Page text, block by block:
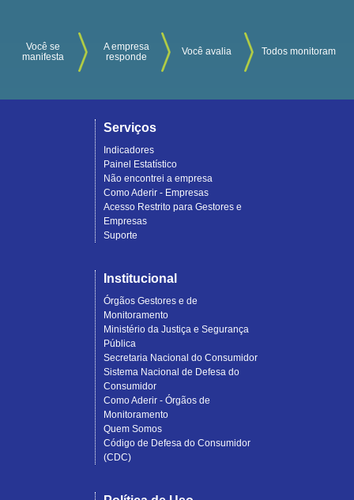
Você se
manifesta
A empresa
responde
Você avalia Todos monitoram
Serviços
Indicadores
Painel Estatístico
Não encontrei a empresa
Como Aderir - Empresas
Acesso Restrito para Gestores e
Empresas
Suporte
Institucional
Órgãos Gestores e de
Monitoramento
Ministério da Justiça e Segurança
Pública
Secretaria Nacional do Consumidor
Sistema Nacional de Defesa do
Consumidor
Como Aderir - Órgãos de
Monitoramento
Quem Somos
Código de Defesa do Consumidor
(CDC)